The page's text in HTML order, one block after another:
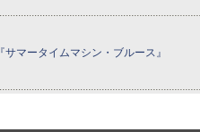
マータイムマシン・ブルース』